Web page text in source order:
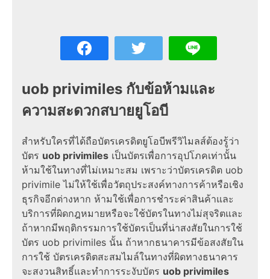
uob privimiles กับข้อห้ามและ
ความสะดวกสบายยูโอบี
สำหรับใครที่ได้ถือบัตรเครดิตยูโอบีพรีวิไมลส์ต้องรู้ว่า
บัตร uob privimiles เป็นบัตรเพื่อการอุปโภคเท่านั้น
ห้ามใช้ในทางที่ไม่เหมาะสม เพราะว่าบัตรเครดิต uob
privimile ไม่ให้ใช้เพื่อวัตถุประสงค์ทางการค้าหรือเชิง
ธุรกิจอีกต่างหาก ห้ามใช้เพื่อการชำระค่าสินค้าและ
บริการที่ผิดกฎหมายหรือจะใช้บัตรในทางไม่สุจริตและ
ถ้าหากมีพฤติกรรมการใช้บัตรเป็นที่น่าสงสัยในการใช้
บัตร uob privimiles นั้น ถ้าหากธนาคารมีข้อสงสัยใน
การใช้ บัตรเครดิตสะสมไมล์ในทางที่ผิดทางธนาคาร
จะสงวนสิทธิ์และทำการระงับบัตร uob privimiles